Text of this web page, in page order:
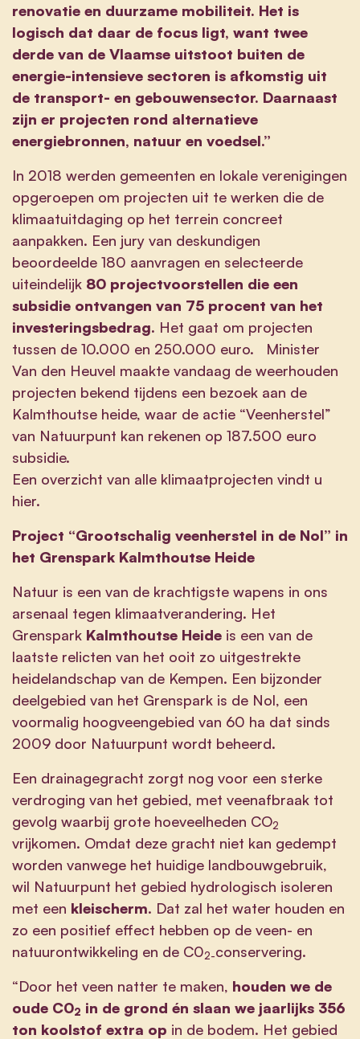
renovatie en duurzame mobiliteit. Het is
logisch dat daar de focus ligt, want twee
derde van de Vlaamse uitstoot buiten de
energie-intensieve sectoren is afkomstig uit
de transport- en gebouwensector. Daarnaast
zijn er projecten rond alternatieve
energiebronnen, natuur en voedsel.”
In 2018 werden gemeenten en lokale verenigingen
opgeroepen om projecten uit te werken die de
klimaatuitdaging op het terrein concreet
aanpakken. Een jury van deskundigen
beoordeelde 180 aanvragen en selecteerde
uiteindelijk 80 projectvoorstellen die een
subsidie ontvangen van 75 procent van het
investeringsbedrag. Het gaat om projecten
tussen de 10.000 en 250.000 euro. Minister
Van den Heuvel maakte vandaag de weerhouden
projecten bekend tijdens een bezoek aan de
Kalmthoutse heide, waar de actie “Veenherstel”
van Natuurpunt kan rekenen op 187.500 euro
subsidie.
Een overzicht van alle klimaatprojecten vindt u
hier.
Project “Grootschalig veenherstel in de Nol” in
het Grenspark Kalmthoutse Heide
Natuur is een van de krachtigste wapens in ons
arsenaal tegen klimaatverandering. Het
Grenspark Kalmthoutse Heide is een van de
laatste relicten van het ooit zo uitgestrekte
heidelandschap van de Kempen. Een bijzonder
deelgebied van het Grenspark is de Nol, een
voormalig hoogveengebied van 60 ha dat sinds
2009 door Natuurpunt wordt beheerd.
Een drainagegracht zorgt nog voor een sterke
verdroging van het gebied, met veenafbraak tot
gevolg waarbij grote hoeveelheden CO2
vrijkomen. Omdat deze gracht niet kan gedempt
worden vanwege het huidige landbouwgebruik,
wil Natuurpunt het gebied hydrologisch isoleren
met een kleischerm. Dat zal het water houden en
zo een positief effect hebben op de veen- en
natuurontwikkeling en de C02-conservering.
“Door het veen natter te maken, houden we de
oude C02 in de grond én slaan we jaarlijks 356
ton koolstof extra op in de bodem. Het gebied